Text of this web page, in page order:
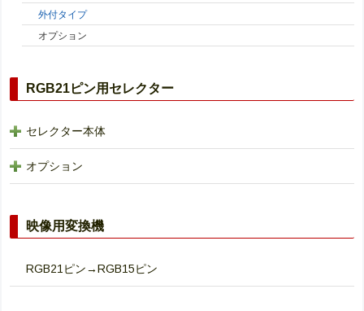
外付タイプ
オプション
RGB21ピン用セレクター
セレクター本体
オプション
映像用変換機
RGB21ピン→RGB15ピン